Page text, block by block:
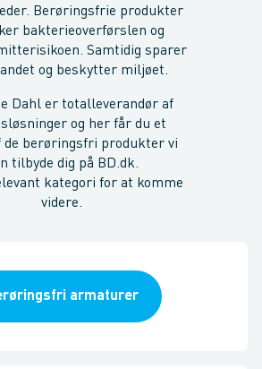
Berøringsfrie produkter
bakterieoverførslen og
Samtidig sparer
og beskytter miljøet.
Dahl er totalleverandør af
og her får du et
de berøringsfri produkter vi
tilbyde dig på BD.dk.
kategori for at komme
videre.
armaturer